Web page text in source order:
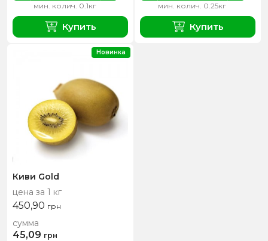
мин. колич. 0.1кг
Купить
мин. колич. 0.25кг
Купить
Киви Gold
цена за 1 кг
450,90 грн
сумма
45,09 грн
Новинка